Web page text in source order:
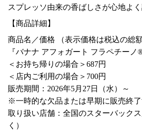
スプレッソ由来の香ばしさが心地よく
【商品詳細】
商品名／価格 （表示価格は税込の総額
『バナナ アフォガート フラペチーノ
＜お持ち帰りの場合＞687円
＜店内ご利用の場合＞700円
販売期間：2026年5月27日（水）～
※一時的な欠品または早期に販売終了
取り扱い店舗：全国のスターバック
く）